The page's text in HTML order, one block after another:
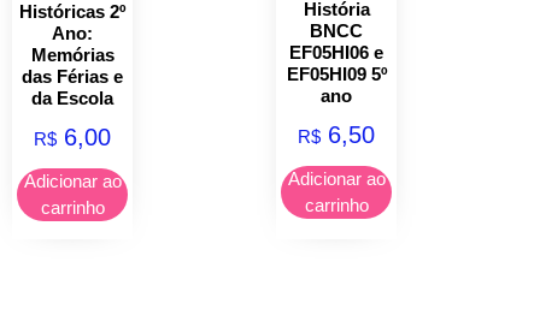
Históricas 2º
Ano:
Memórias
das Férias e
da Escola
R$ 6,00
Adicionar ao
carrinho
História
BNCC
EF05HI06 e
EF05HI09 5º
ano
R$ 6,50
Adicionar ao
carrinho